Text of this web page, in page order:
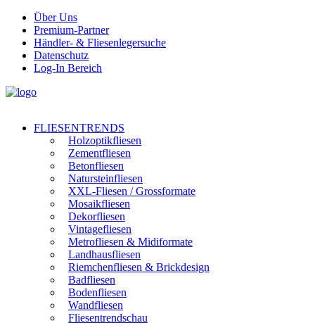
Über Uns
Premium-Partner
Händler- & Fliesenlegersuche
Datenschutz
Log-In Bereich
FLIESENTRENDS
Holzoptikfliesen
Zementfliesen
Betonfliesen
Natursteinfliesen
XXL-Fliesen / Grossformate
Mosaikfliesen
Dekorfliesen
Vintagefliesen
Metrofliesen & Midiformate
Landhausfliesen
Riemchenfliesen & Brickdesign
Badfliesen
Bodenfliesen
Wandfliesen
Fliesentrendschau